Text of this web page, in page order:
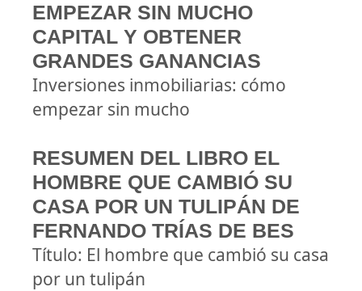
EMPEZAR SIN MUCHO
CAPITAL Y OBTENER
GRANDES GANANCIAS
Inversiones inmobiliarias: cómo
empezar sin mucho
RESUMEN DEL LIBRO EL
HOMBRE QUE CAMBIÓ SU
CASA POR UN TULIPÁN DE
FERNANDO TRÍAS DE BES
Título: El hombre que cambió su casa
por un tulipán